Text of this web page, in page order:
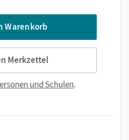
Warenkorb
Merkzettel
und Schulen.